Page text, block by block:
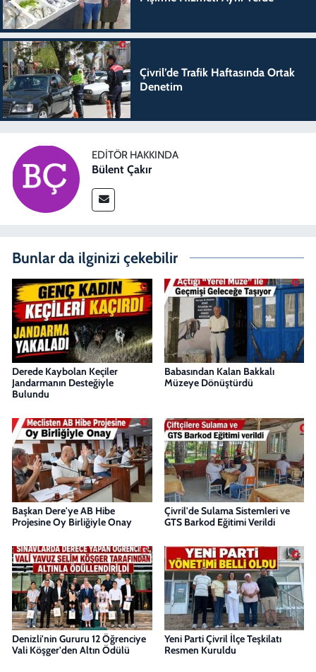
Çivril’de Trafik Haftasında Ortak
Denetim
EDITÖR HAKKINDA
Bülent Çakır
Bunlar da ilginizi çekebilir
Derede Kaybolan Keçiler
Jandarmanın Desteğiyle
Bulundu
Babasından Kalan Bakkalı
Müzeye Dönüştürdü
Başkan Dere'ye AB Hibe
Projesine Oy Birliğiyle Onay
Çivril'de Sulama Sistemleri ve
GTS Barkod Eğitimi Verildi
Denizli'nin Gururu 12 Öğrenciye
Vali Köşger'den Altın Ödülü
Yeni Parti Çivril İlçe Teşkilatı
Resmen Kuruldu